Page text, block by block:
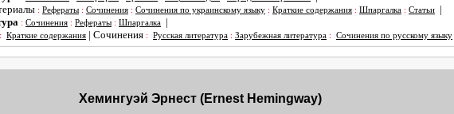
: Рефераты : Сочинения : Сочинения по украинскому языку : Краткие содержания : Шпаргалка : Статьи
|
: Сочинения : Рефераты : Шпаргалка
|
: Краткие содержания | Сочинения : Русская литература : Зарубежная литература : Сочинения по русскому языку
Хемингуэй Эрнест (Ernest Hemingway)